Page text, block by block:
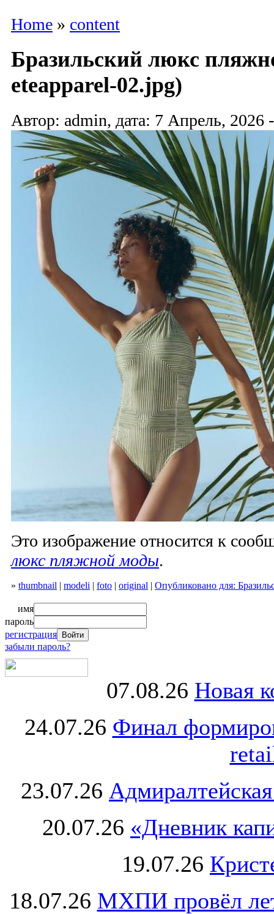
Home » content
Бразильский люкс
eteapparel-02.jpg)
Автор: admin, дата: 7 Апрель, 2026
Это изображение относится к
люкс пляжной моды.
» thumbnail | modeli | foto | original | Опубликовано для:
имя
пароль
регистрация
забыли пароль?
07.08.26 Новая
24.07.26 Финал
23.07.26
20.07.26 «Дневник
19.07.26
18.07.26 МХПИ провёл